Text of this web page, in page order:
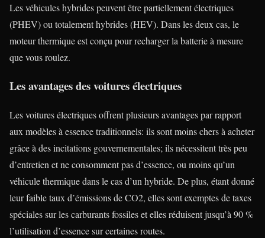
Les véhicules hybrides peuvent être partiellement électriques
(PHEV) ou totalement hybrides (HEV). Dans les deux cas, le
moteur thermique est conçu pour recharger la batterie à mesure
que vous roulez.
Les avantages des voitures électriques
Les voitures électriques offrent plusieurs avantages par rapport
aux modèles à essence traditionnels: ils sont moins chers à acheter
grâce à des incitations gouvernementales; ils nécessitent très peu
d’entretien et ne consomment pas d’essence, ou moins qu’un
véhicule thermique dans le cas d’un hybride. De plus, étant donné
leur faible taux d’émissions de CO2, elles sont exemptes de taxes
spéciales sur les carburants fossiles et elles réduisent jusqu’à 90 %
l’utilisation d’essence sur certaines routes.